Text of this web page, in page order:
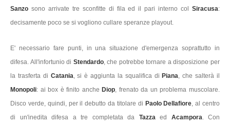
Sanzo sono arrivate tre sconfitte di fila ed il pari interno col Siracusa:
decisamente poco se si vogliono cullare speranze playout.
E' necessario fare punti, in una situazione d'emergenza soprattutto in
difesa. All'infortunio di Stendardo, che potrebbe tornare a disposizione per
la trasferta di Catania, si è aggiunta la squalifica di Piana, che salterà il
Monopoli: ai box è finito anche Diop, frenato da un problema muscolare.
Disco verde, quindi, per il debutto da titolare di Paolo Dellafiore, al centro
di un'inedita difesa a tre completata da Tazza ed Acampora. Con